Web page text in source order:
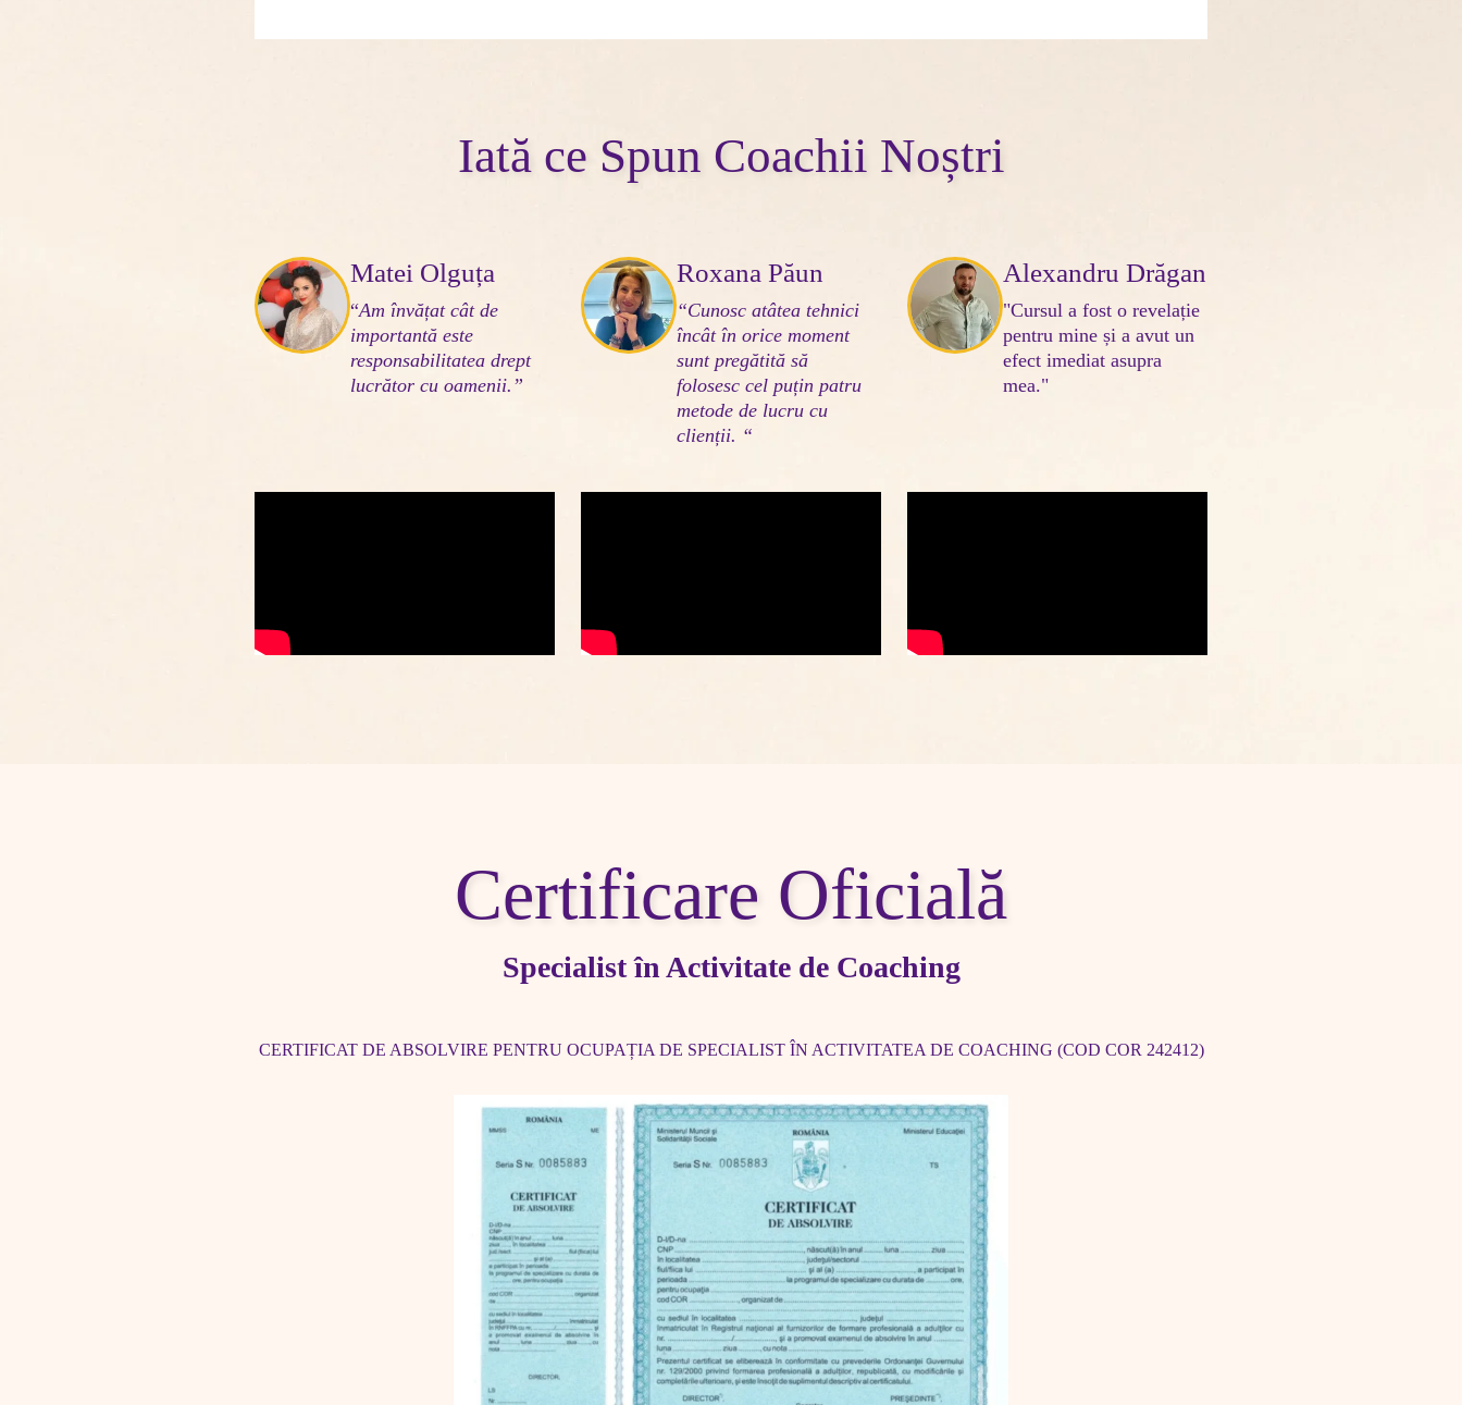
Iată ce Spun Coachii Noștri
Matei Olguța
“Am învățat cât de
importantă este
responsabilitatea drept
lucrător cu oamenii.”
Roxana Păun
“Cunosc atâtea tehnici
încât în orice moment
sunt pregătită să
folosesc cel puțin patru
metode de lucru cu
clienții. “
Alexandru Drăgan
"Cursul a fost o revelație
pentru mine și a avut un
efect imediat asupra
mea."
Certificare Oficială
Specialist în Activitate de Coaching
CERTIFICAT DE ABSOLVIRE PENTRU OCUPAȚIA DE SPECIALIST ÎN ACTIVITATEA DE COACHING (COD COR 242412)